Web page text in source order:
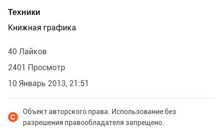
Техники
Книжная графика
40 Лайков
2401 Просмотр
10 Январь 2013, 21:51
Объект авторского права. Использование без
разрешения правообладателя запрещено.